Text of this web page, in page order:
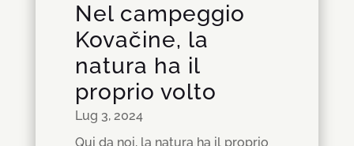
Nel campeggio
Kovačine, la
natura ha il
proprio volto
Lug 3, 2024
Qui da noi, la natura ha il proprio